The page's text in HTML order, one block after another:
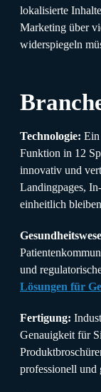
lokalisierte
Marketing über
widerspiegeln
Technologie: Ein
Funktion in 12
innovativ und
Landingpages,
einheitlich
und
Lösungen für
Fertigung:
Genauigkeit für
professionell